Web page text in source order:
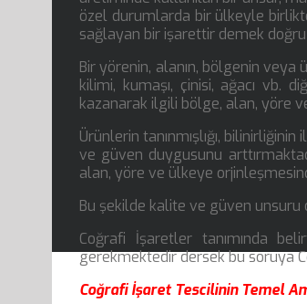
özel durumlarda bir ülkeyle
sağlayan bir işarettir demek doğru
Bir yörenin, alanın, bölgenin veya
kilimi, kumaşı, çinisi, ağacı vb.
kazanarak ilgili bölge, alan, yöre
Ürünlerin tanınmışlığı,
ve güven duygusunu
alan, yöre ve ülkeye
Bu şekilde kalite ve güven unsuru
Coğrafi İşaretler tanımında
gerekmektedir dersek bu soruya
Coğrafi İşaret Tescilinin Temel